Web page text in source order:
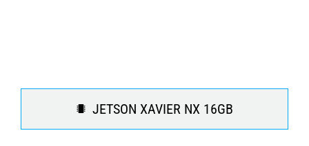
JETSON XAVIER NX 16GB